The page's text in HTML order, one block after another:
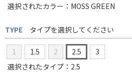
選択されたカラー：MOSS GREEN
TYPE タイプを選択してください
1 1.5 2 2.5
3
選択されたタイプ：2.5